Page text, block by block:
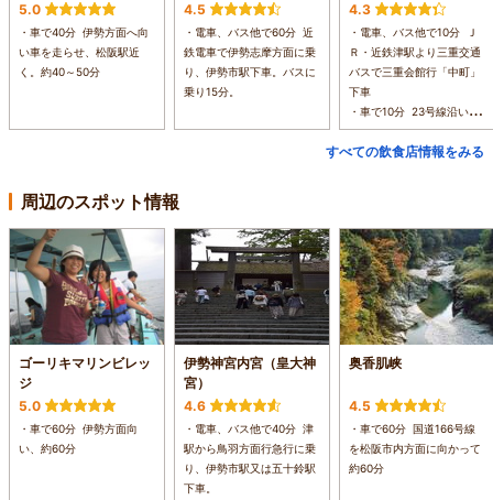
5.0
・車で40分 伊勢方面へ向
い車を走らせ、松阪駅近
く。約40～50分
4.5
・電車、バス他で60分 近
鉄電車で伊勢志摩方面に乗
り、伊勢市駅下車。バスに
乗り15分。
4.3
・電車、バス他で10分 Ｊ
Ｒ・近鉄津駅より三重交通
バスで三重会館行「中町」
下車
・車で10分 23号線沿い塔
世橋越えて右側に見えてき
ます
すべての飲食店情報をみる
周辺のスポット情報
ゴーリキマリンビレッ
ジ
5.0
・車で60分 伊勢方面向
い、約60分
伊勢神宮内宮（皇大神
宮）
4.6
・電車、バス他で40分 津
駅から鳥羽方面行急行に乗
り、伊勢市駅又は五十鈴駅
下車。
奥香肌峡
4.5
・車で60分 国道166号線
を松阪市内方面に向かって
約60分